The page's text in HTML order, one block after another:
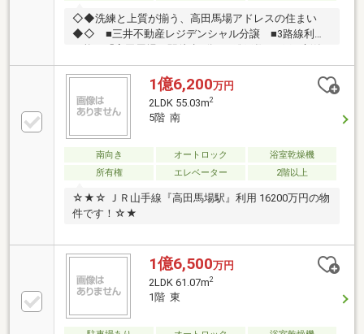
◇◆洗練と上質が揃う、高田馬場アドレスの住まい
◆◇ ■三井不動産レジデンシャル分譲 ■3路線利用
マンション ■1階部分3LDK住戸
1億6,200万円
2LDK 55.03m2
5階 南
南向き オートロック
浴室乾燥機
所有権
エレベーター 2階以上
☆★☆ ＪＲ山手線『高田馬場駅』利用 16200万円の物
件です！☆★
1億6,500万円
2LDK 61.07m2
1階 東